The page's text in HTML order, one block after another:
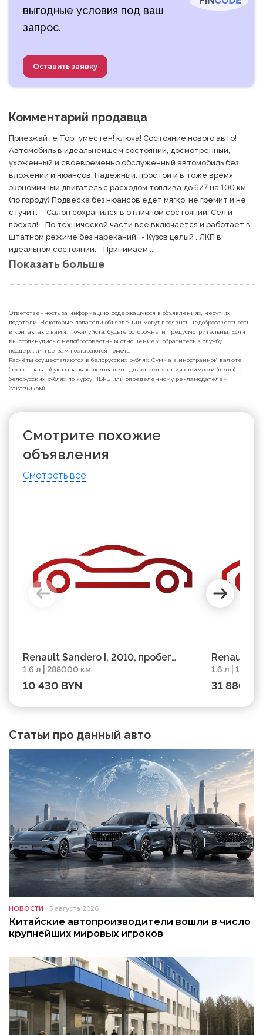
выгодные условия под ваш
запрос.
Оставить заявку
Комментарий продавца
Приезжайте Торг уместен! ключа! Состояние нового авто!
Автомобиль в идеальнейшем состоянии, досмотренный,
ухоженный и своевременно обслуженный автомобиль без
вложений и нюансов. Надежный, простой и в тоже время
экономичный двигатель с расходом топлива до 6/7 на 100 км
(по городу) Подвеска без нюансов едет мягко, не гремит и не
стучит.  - Салон сохранился в отличном состоянии. Сел и
поехал! - По технической части все включается и работает в
штатном режиме без нареканий.  - Кузов целый . ЛКП в
идеальном состоянии. - Принимаем ...
Показать больше
Ответственность за информацию, содержащуюся в объявлениях, несут их
податели. Некоторые податели объявлений могут проявить недобросовестность
в контактах с вами. Пожалуйста, будьте осторожны и предусмотрительны. Если
вы столкнулись с недобросовестным отношением, обратитесь в службу
поддержки, где вам постараются помочь.
Расчёты осуществляются в белорусских рублях. Сумма в иностранной валюте
(после знака ≈) указана как эквивалент для определения стоимости (цены) в
белорусских рублях по курсу НБРБ или определённому рекламодателем
(заказчиком).
Смотрите похожие
объявления
Смотреть все
Renault Sandero I, 2010, пробег
288000 км
1.6 л | 288000 км
10 430 BYN
Renault
пробег
1.6 л |
31 886
Статьи про данный авто
НОВОСТИ 5 августа 2026
Китайские автопроизводители вошли в число
крупнейших мировых игроков